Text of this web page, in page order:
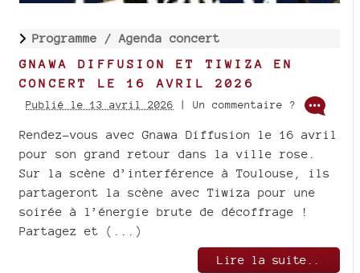
Programme / Agenda concert
GNAWA DIFFUSION ET TIWIZA EN
CONCERT LE 16 AVRIL 2026
Publié le 13 avril 2026 | Un commentaire ?
Rendez-vous avec Gnawa Diffusion le 16 avril
pour son grand retour dans la ville rose.
Sur la scène d’interférence à Toulouse, ils
partageront la scène avec Tiwiza pour une
soirée à l’énergie brute de décoffrage !
Partagez et (...)
Lire la suite..